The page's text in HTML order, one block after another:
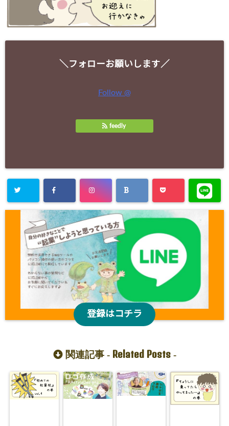
＼フォローお願いします／
Follow @
feedly
登録はコチラ
関連記事 - Related Posts-